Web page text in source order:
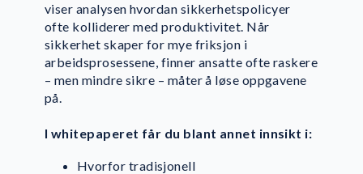
viser analysen hvordan sikkerhetspolicyer
ofte kolliderer med produktivitet. Når
sikkerhet skaper for mye friksjon i
arbeidsprosessene, finner ansatte ofte raskere
– men mindre sikre – måter å løse oppgavene
på.
I whitepaperet får du blant annet innsikt i:
Hvorfor tradisjonell